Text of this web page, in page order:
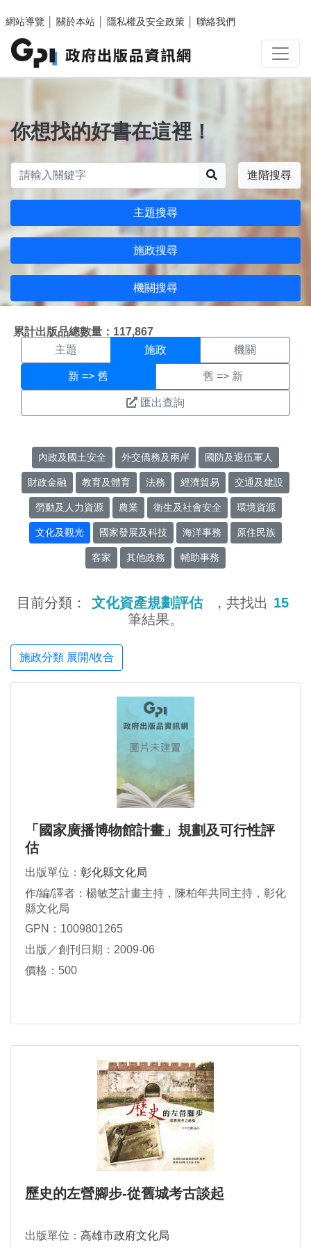
網站導覽
關於本站 隱私權及安全政策 聯絡我們
你想找的好書在這裡！
進階搜尋
主題搜尋
施政搜尋
機關搜尋
累計出版品總數量：117,867
施政搜尋結果頁面
主題 施政 機關
新 => 舊 舊 => 新
匯出查詢
內政及國土安全 外交僑務及兩岸 國防及退伍軍人
財政金融 教育及體育 法務 經濟貿易 交通及建設
勞動及人力資源 農業 衛生及社會安全 環境資源
文化及觀光 國家發展及科技 海洋事務 原住民族
客家 其他政務 輔助事務
目前分類： 文化資產規劃評估 ，共找出 15
筆結果。
施政分類 展開/收合
「國家廣播博物館計畫」規劃及可行性評
估
出版單位： 彰化縣文化局
作/編/譯者：楊敏芝計畫主持，陳柏年共同主持，彰化
縣文化局
GPN：1009801265
出版／創刊日期：2009-06
價格：500
歷史的左營腳步-從舊城考古談起
出版單位： 高雄市政府文化局